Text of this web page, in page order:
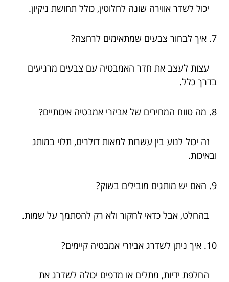
יכול לשדר אווירה שונה לחלוטין, כולל תחושת ניקיון.
7. איך לבחור צבעים שמתאימים לרחצה?
עצות לעצב את חדר האמבטיה עם צבעים מרגיעים
בדרך כלל.
8. מה טווח המחירים של אביזרי אמבטיה איכותיים?
זה יכול לנוע בין עשרות למאות דולרים, תלוי במותג
ובאיכות.
9. האם יש מותגים מובילים בשוק?
בהחלט, אבל כדאי לחקור ולא רק להסתמך על שמות.
10. איך ניתן לשדרג אביזרי אמבטיה קיימים?
החלפת ידיות, מתלים או מדפים יכולה לשדרג את